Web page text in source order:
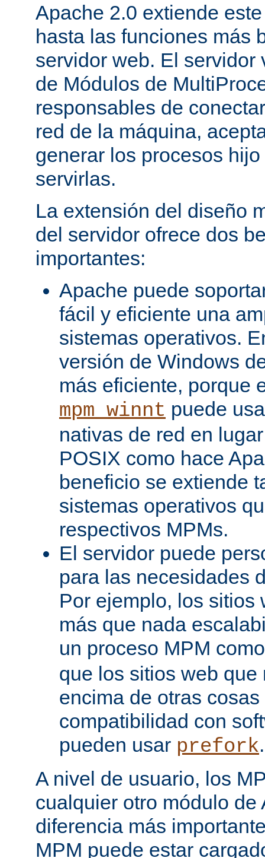
Apache 2.0 extiende
hasta las funciones más
servidor web. El servidor
de Módulos de
responsables de
red de la máquina,
generar los procesos
servirlas.
La extensión del diseño
del servidor ofrece dos
importantes:
Apache puede
fácil y eficiente una
sistemas operativos.
versión de Windows
más eficiente, porque
mpm_winnt puede
nativas de red en
POSIX como hace
beneficio se extiende
sistemas operativos
respectivos MPMs.
El servidor puede
para las necesidades
Por ejemplo, los sitios
más que nada
un proceso MPM
que los sitios web que
encima de otras
compatibilidad con
pueden usar prefork.
A nivel de usuario, los
cualquier otro módulo de
diferencia más
MPM puede estar